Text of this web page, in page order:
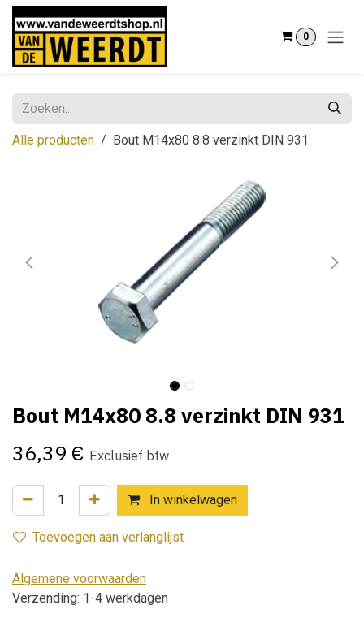
Overslaan naar inhoud
0
Alle producten Bout M14x80 8.8 verzinkt DIN 931
Bout M14x80 8.8 verzinkt DIN 931
36,39 € Exclusief btw
In winkelwagen
Toevoegen aan verlanglijst
Algemene voorwaarden
Verzending: 1-4 werkdagen